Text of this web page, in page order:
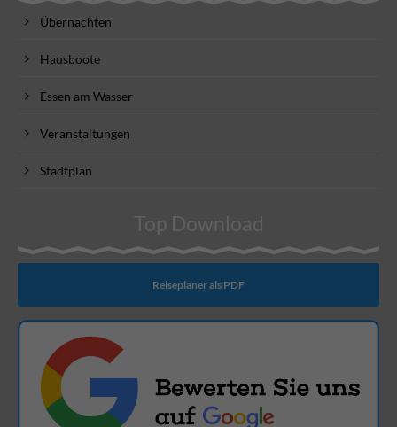
Übernachten
Hausboote
Essen am Wasser
Veranstaltungen
Stadtplan
Top Download
Reiseplaner als PDF